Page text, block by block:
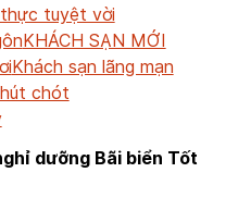
tuyệt vời
KHÁCH SẠN MỚI
Khách sạn lãng mạn
chót
dưỡng Bãi biển Tốt